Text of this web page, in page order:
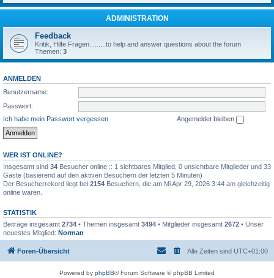
ADMINISTRATION
Feedback
Kritik, Hilfe Fragen.........to help and answer questions about the forum
Themen: 3
ANMELDEN
Benutzername:
Passwort:
Ich habe mein Passwort vergessen
Angemeldet bleiben
WER IST ONLINE?
Insgesamt sind 34 Besucher online :: 1 sichtbares Mitglied, 0 unsichtbare Mitglieder und 33
Gäste (basierend auf den aktiven Besuchern der letzten 5 Minuten)
Der Besucherrekord liegt bei 2154 Besuchern, die am Mi Apr 29, 2026 3:44 am gleichzeitig
online waren.
STATISTIK
Beiträge insgesamt 2734 • Themen insgesamt 3494 • Mitglieder insgesamt 2672 • Unser
neuestes Mitglied: Norman
Foren-Übersicht Alle Zeiten sind UTC+01:00
Powered by phpBB® Forum Software © phpBB Limited